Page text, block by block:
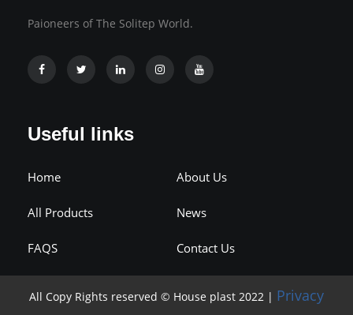
Paioneers of The Solitep World.
Useful links
Home About Us
All Products News
FAQS Contact Us
All Copy Rights reserved © House plast 2022 | Privacy